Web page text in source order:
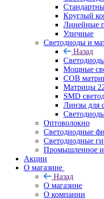
Круглый
Линейные
Уличные
Светодиоды и
Назад
Мощные
COB
Матрицы
SMD
Линзы для
Оптоволокно
Светодиодные
Светодиодные
Промышленное и
Акции
О магазине
Назад
О магазине
О компании